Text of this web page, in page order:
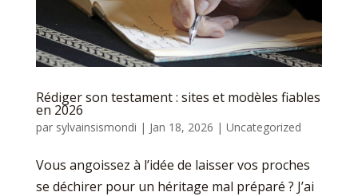
Rédiger son testament : sites et modèles fiables
en 2026
par sylvainsismondi | Jan 18, 2026 | Uncategorized
Vous angoissez à l’idée de laisser vos proches
se déchirer pour un héritage mal préparé ? J’ai